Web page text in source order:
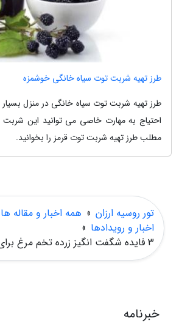
طرز تهیه شربت توت سیاه خانگی خوشمزه
طرز تهیه شربت توت سیاه خانگی در منزل
احتیاج به مهارت خاصی می توانید این
مطلب طرز تهیه شربت توت قرمز را بخوانید.
تور روسیه ارزان » همه اخبار و مقاله ها
اخبار و رویدادها »
3 فایده شگفت انگیز زرده تخم مرغ برای مو
خبرنامه